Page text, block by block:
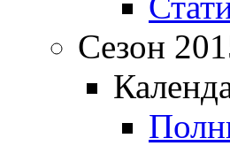
Сезон